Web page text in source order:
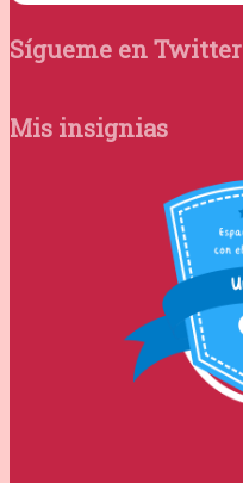
Sígueme en Twitter
Mis insignias